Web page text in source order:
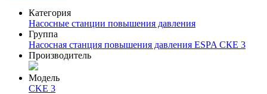
Категория
Насосные станции повышения давления
Группа
Насосная станция повышения давления ESPA СКЕ 3
Производитель
Модель
CKE 3